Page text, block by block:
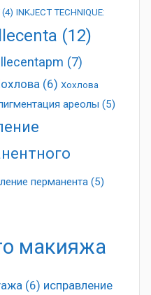
(4) INKJECT TECHNIQUE:
(12)
(7)
(6) Хохлова
ареолы (5)
перманента (5)
макияжа
(6) исправление